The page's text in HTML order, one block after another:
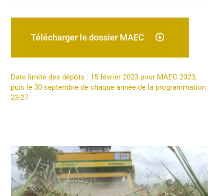
Télécharger le dossier MAEC
Date limite des dépôts : 15 février 2023 pour MAEC 2023,
puis le 30 septembre de chaque année de la programmation
23-27